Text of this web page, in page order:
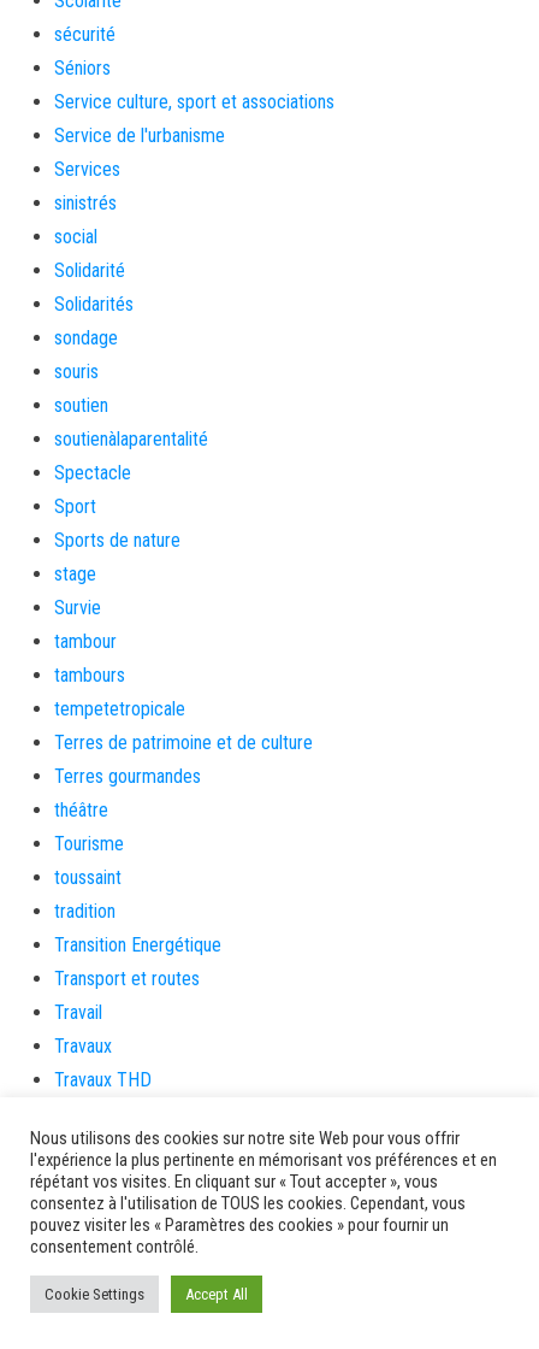
sécurité
Séniors
Service culture, sport et associations
Service de l'urbanisme
Services
sinistrés
social
Solidarité
Solidarités
sondage
souris
soutien
soutienàlaparentalité
Spectacle
Sport
Sports de nature
stage
Survie
tambour
tambours
tempetetropicale
Terres de patrimoine et de culture
Terres gourmandes
théâtre
Tourisme
toussaint
tradition
Transition Energétique
Transport et routes
Travail
Travaux
Travaux THD
TSUNAMI
TZCLD
uncategorized
Venir en Martinique
Video
vidététladjéko
Nous utilisons des cookies sur notre site Web pour vous offrir
l'expérience la plus pertinente en mémorisant vos préférences et en
répétant vos visites. En cliquant sur « Tout accepter », vous
consentez à l'utilisation de TOUS les cookies. Cependant, vous
pouvez visiter les « Paramètres des cookies » pour fournir un
consentement contrôlé.
Cookie Settings Accept All